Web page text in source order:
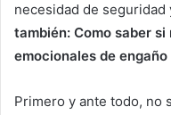
necesidad de seguridad
también: Como saber
emocionales de engaño
Primero y ante todo, no